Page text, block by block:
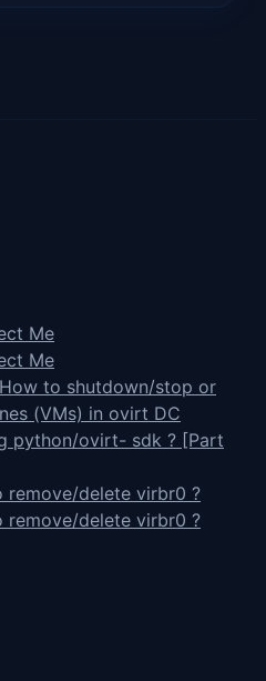
Me
Me
to shutdown/stop or
(VMs) in ovirt DC
python/ovirt- sdk ? [Part
remove/delete virbr0 ?
remove/delete virbr0 ?